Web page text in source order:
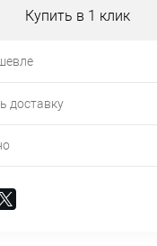
Купить в 1 клик
доставку